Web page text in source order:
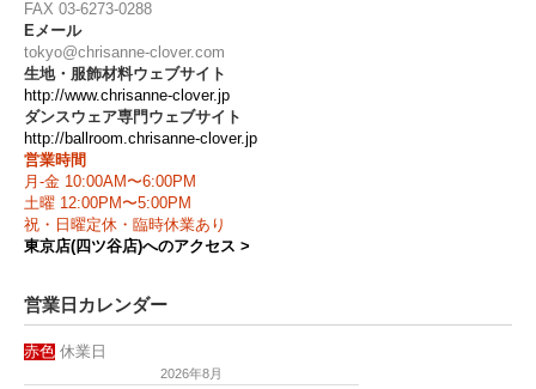
FAX 03-6273-0288
Eメール
tokyo@chrisanne-clover.com
生地・服飾材料ウェブサイト
http://www.chrisanne-clover.jp
ダンスウェア専門ウェブサイト
http://ballroom.chrisanne-clover.jp
営業時間
月-金 10:00AM〜6:00PM
土曜 12:00PM〜5:00PM
祝・日曜定休・臨時休業あり
東京店(四ツ谷店)へのアクセス >
営業日カレンダー
赤色 休業日
2026年8月